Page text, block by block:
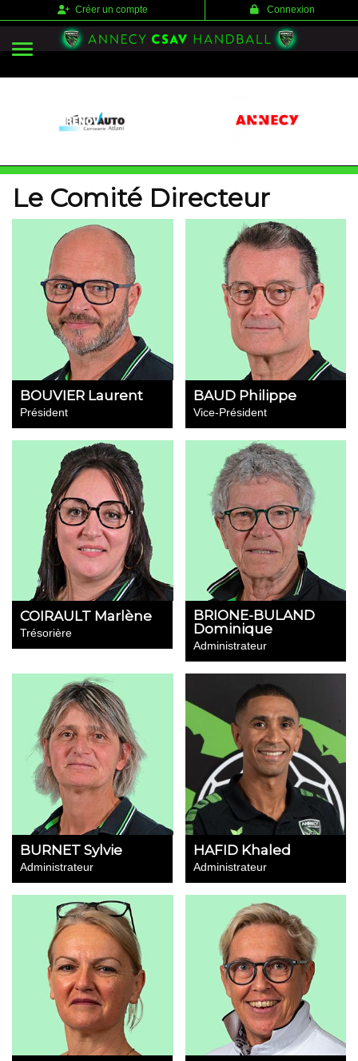
Créer un compte Connexion
Le Comité Directeur
BOUVIER Laurent
Président
BAUD Philippe
Vice-Président
COIRAULT Marlène
Trésorière
BRIONE-BULAND
Dominique
Administrateur
BURNET Sylvie
Administrateur
HAFID Khaled
Administrateur
Panneau de gestion des cookies